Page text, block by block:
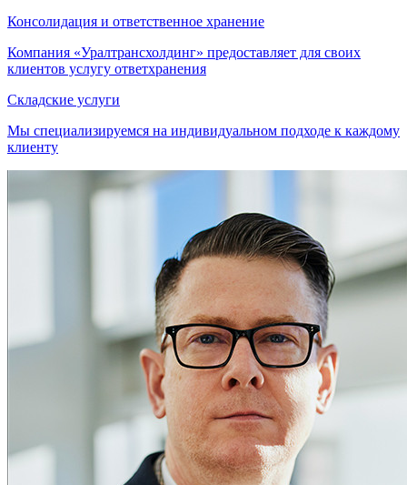
Консолидация и ответственное хранение
Компания «Уралтрансхолдинг» предоставляет для своих
клиентов услугу ответхранения
Складские услуги
Мы специализируемся на индивидуальном подходе к каждому
клиенту